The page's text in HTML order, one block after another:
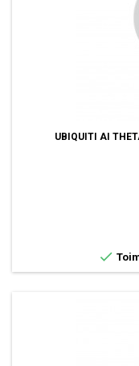
UBIQUITI AI
